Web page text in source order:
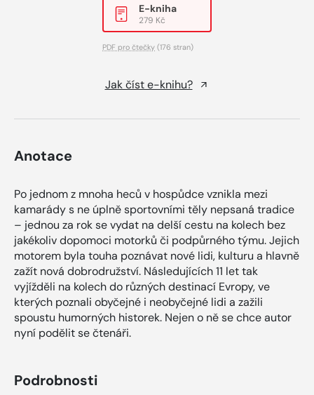
E-kniha
279 Kč
PDF pro čtečky (176 stran)
Jak číst e-knihu?
Anotace
Po jednom z mnoha heců v hospůdce vznikla mezi
kamarády s ne úplně sportovními těly nepsaná tradice
– jednou za rok se vydat na delší cestu na kolech bez
jakékoliv dopomoci motorků či podpůrného týmu. Jejich
motorem byla touha poznávat nové lidi, kulturu a hlavně
zažít nová dobrodružství. Následujících 11 let tak
vyjížděli na kolech do různých destinací Evropy, ve
kterých poznali obyčejné i neobyčejné lidi a zažili
spoustu humorných historek. Nejen o ně se chce autor
nyní podělit se čtenáři.
Podrobnosti